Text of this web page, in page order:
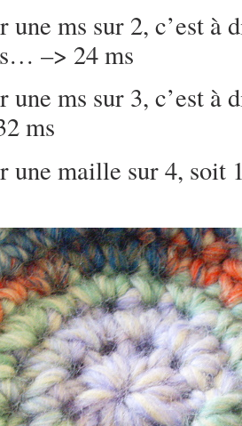
une ms sur 2, c’est à
–> 24 ms
une ms sur 3, c’est à
ms
une maille sur 4, soit